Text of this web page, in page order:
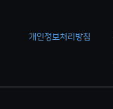
개인정보처리방침